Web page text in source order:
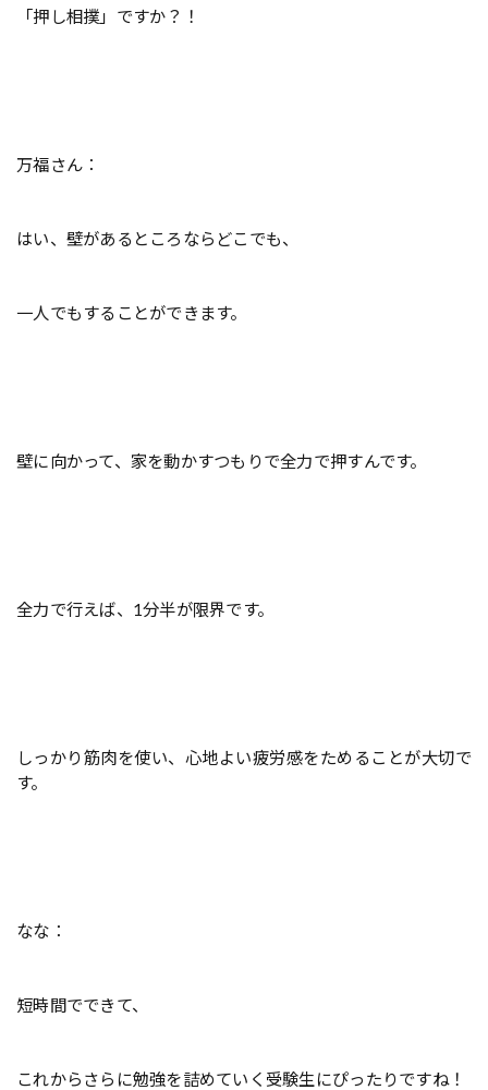
「押し相撲」ですか？！
万福さん：
はい、壁があるところならどこでも、
一人でもすることができます。
壁に向かって、家を動かすつもりで全力で押すんです。
全力で行えば、1分半が限界です。
しっかり筋肉を使い、心地よい疲労感をためることが大切で
す。
なな：
短時間でできて、
これからさらに勉強を詰めていく受験生にぴったりですね！